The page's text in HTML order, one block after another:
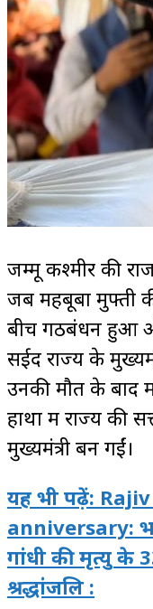
जम्मू कश्मीर की
जब महबूबा मुफ्ती
बीच गठबंधन हुआ
सईद राज्य के
उनकी मौत के
हाथों में राज्य की
मुख्यमंत्री बन गईं।
यह भी पढ़ें:
anniversary:
गांधी की मृत्यु के
श्रद्धांजलि :